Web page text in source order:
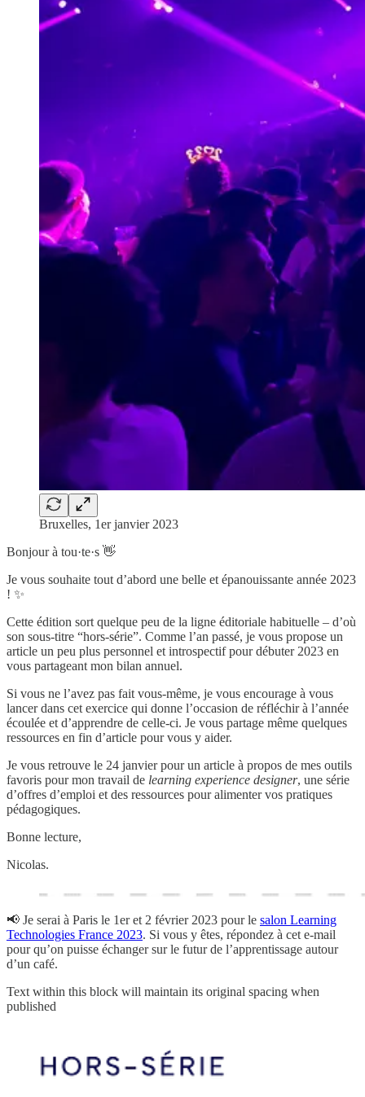
Bruxelles, 1er janvier 2023
Bonjour à tou·te·s 👋
Je vous souhaite tout d’abord une belle et épanouissante année 2023
! ✨
Cette édition sort quelque peu de la ligne éditoriale habituelle – d’où
son sous-titre “hors-série”. Comme l’an passé, je vous propose un
article un peu plus personnel et introspectif pour débuter 2023 en
vous partageant mon bilan annuel.
Si vous ne l’avez pas fait vous-même, je vous encourage à vous
lancer dans cet exercice qui donne l’occasion de réfléchir à l’année
écoulée et d’apprendre de celle-ci. Je vous partage même quelques
ressources en fin d’article pour vous y aider.
Je vous retrouve le 24 janvier pour un article à propos de mes outils
favoris pour mon travail de learning experience designer, une série
d’offres d’emploi et des ressources pour alimenter vos pratiques
pédagogiques.
Bonne lecture,
Nicolas.
📢 Je serai à Paris le 1er et 2 février 2023 pour le salon Learning
Technologies France 2023. Si vous y êtes, répondez à cet e-mail
pour qu’on puisse échanger sur le futur de l’apprentissage autour
d’un café.
Text within this block will maintain its original spacing when
published